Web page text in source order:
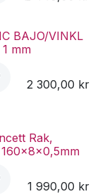
BAJO/VINKL
mm
2 300,00 kr
Rak,
1 990,00 kr